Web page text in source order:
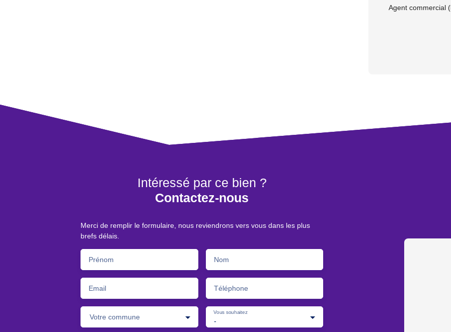
Agent commercial
Intéressé par ce bien ?
Contactez-nous
Merci de remplir le formulaire, nous reviendrons vers vous dans les plus
brefs délais.
Prénom Nom
Email Téléphone
Votre commune -
Vous souhaitez